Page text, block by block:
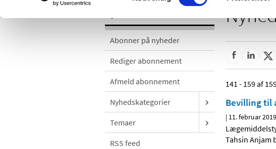
Abonner på nyheder
Rediger abonnement
Afmeld abonnement
Nyhedskategorier
Temaer
RSS feed
141 - 159 af
Bevilling til
| 11. februar 2019
Tahsin Anjam